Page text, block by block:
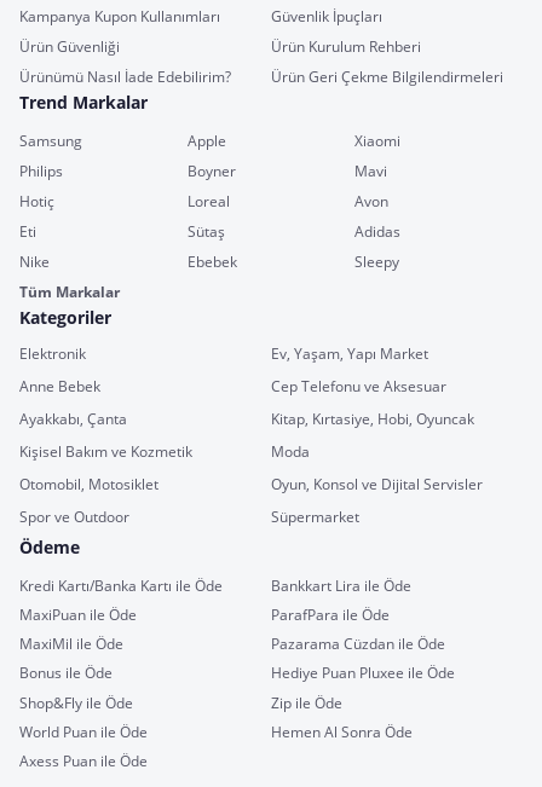
Kampanya Kupon Kullanımları
Güvenlik İpuçları
Ürün Güvenliği
Ürün Kurulum Rehberi
Ürünümü Nasıl İade Edebilirim?
Ürün Geri Çekme Bilgilendirmeleri
Trend Markalar
Samsung Apple
Xiaomi
Philips
Boyner
Mavi
Hotiç
Loreal
Avon
Eti
Sütaş
Adidas
Nike
Ebebek
Sleepy
Tüm Markalar
Kategoriler
Elektronik
Ev, Yaşam, Yapı Market
Anne Bebek
Cep Telefonu ve Aksesuar
Ayakkabı, Çanta
Kitap, Kırtasiye, Hobi, Oyuncak
Kişisel Bakım ve Kozmetik
Moda
Otomobil, Motosiklet
Oyun, Konsol ve Dijital Servisler
Spor ve Outdoor
Süpermarket
Ödeme
Kredi Kartı/Banka Kartı ile Öde
Bankkart Lira ile Öde
MaxiPuan ile Öde
ParafPara ile Öde
MaxiMil ile Öde
Pazarama Cüzdan ile Öde
Bonus ile Öde
Hediye Puan Pluxee ile Öde
Shop&Fly ile Öde
Zip ile Öde
World Puan ile Öde
Hemen Al Sonra Öde
Axess Puan ile Öde